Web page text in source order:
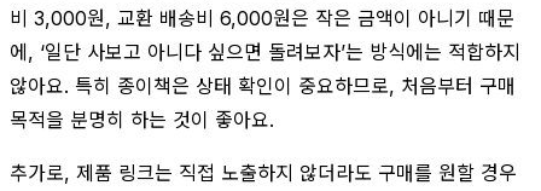
비 3,000원, 교환 배송비 6,000원은 작은 금액이 아니기 때문
에, ‘일단 사보고 아니다 싶으면 돌려보자’는 방식에는 적합하지
않아요. 특히 종이책은 상태 확인이 중요하므로, 처음부터 구매
목적을 분명히 하는 것이 좋아요.
추가로, 제품 링크는 직접 노출하지 않더라도 구매를 원할 경우